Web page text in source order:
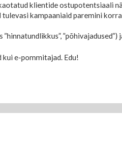
klientide ostupotentsiaali
kampaaniaid paremini
kui e-pommitajad. Edu!